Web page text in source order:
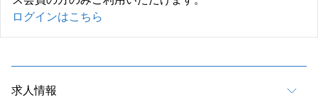
ログインはこちら
求人情報